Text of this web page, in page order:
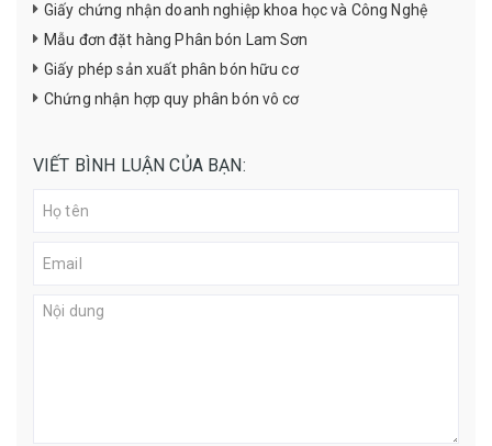
Giấy chứng nhận doanh nghiệp khoa học và Công Nghệ
Mẫu đơn đặt hàng Phân bón Lam Sơn
Giấy phép sản xuất phân bón hữu cơ
Chứng nhận hợp quy phân bón vô cơ
VIẾT BÌNH LUẬN CỦA BẠN: